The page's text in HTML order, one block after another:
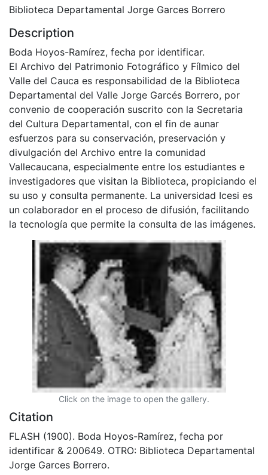
Biblioteca Departamental Jorge Garces Borrero
Description
Boda Hoyos-Ramírez, fecha por identificar.
El Archivo del Patrimonio Fotográfico y Fílmico del
Valle del Cauca es responsabilidad de la Biblioteca
Departamental del Valle Jorge Garcés Borrero, por
convenio de cooperación suscrito con la Secretaria
del Cultura Departamental, con el fin de aunar
esfuerzos para su conservación, preservación y
divulgación del Archivo entre la comunidad
Vallecaucana, especialmente entre los estudiantes e
investigadores que visitan la Biblioteca, propiciando el
su uso y consulta permanente. La universidad Icesi es
un colaborador en el proceso de difusión, facilitando
la tecnología que permite la consulta de las imágenes.
Click on the image to open the gallery.
Citation
FLASH (1900). Boda Hoyos-Ramírez, fecha por
identificar & 200649. OTRO: Biblioteca Departamental
Jorge Garces Borrero.